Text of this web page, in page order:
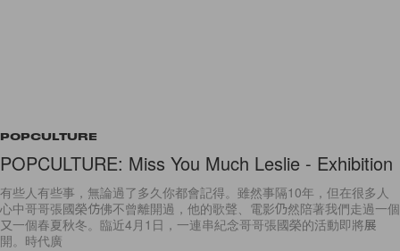
POPCULTURE
POPCULTURE: Miss You Much Leslie - Exhibition
有些人有些事，無論過了多久你都會記得。雖然事隔10年，但在很多人
心中哥哥張國榮仿佛不曾離開過，他的歌聲、電影仍然陪著我們走過一個
又一個春夏秋冬。臨近4月1日，一連串紀念哥哥張國榮的活動即將展
開。時代廣